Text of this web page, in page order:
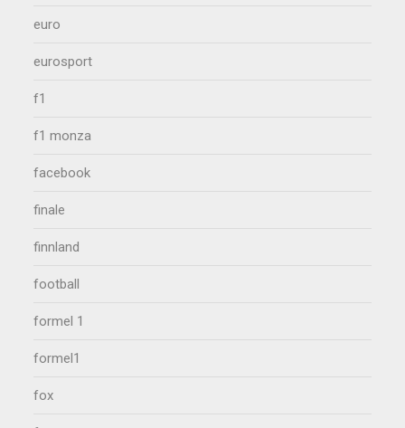
euro
eurosport
f1
f1 monza
facebook
finale
finnland
football
formel 1
formel1
fox